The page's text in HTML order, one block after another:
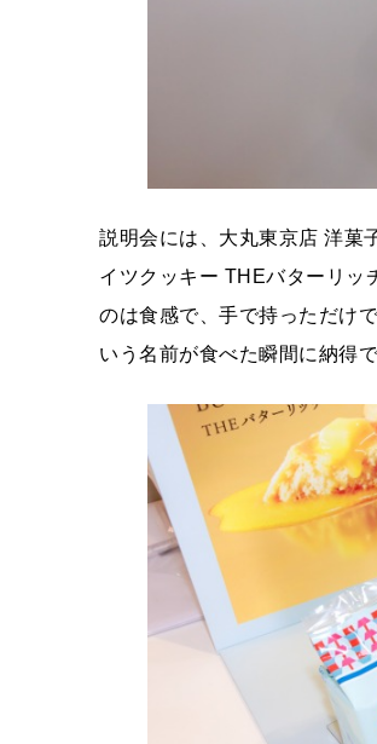
説明会には、大丸東京店 洋菓
イツクッキー THEバターリッ
のは食感で、手で持っただけ
いう名前が食べた瞬間に納得